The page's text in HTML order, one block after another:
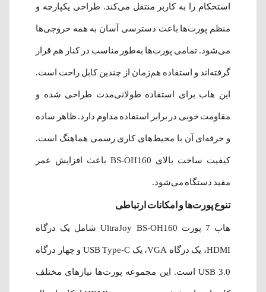
استحکام را به کاربر منتقل می‌کند. طراحی یکپارچه و
منظم پورت‌ها باعث دسترسی آسان به همه خروجی‌ها
می‌شود. تمامی پورت‌ها به‌طور مناسب در کنار هم قرار
گرفته‌اند و استفاده هم‌زمان از چندین کابل راحت است.
این هاب برای استفاده طولانی‌مدت طراحی شده و
مقاومت خوبی در برابر استفاده مداوم دارد. ظاهر ساده
و حرفه‌ای آن با محیط‌های کاری رسمی هماهنگ است.
کیفیت ساخت بالای BS-OH160 باعث افزایش عمر
مفید دستگاه می‌شود.
تنوع پورت‌ها و امکانات ارتباطی
هاب 7 پورت UltraJoy BS-OH160 شامل یک درگاه
HDMI، یک درگاه VGA، یک USB Type-C و چهار درگاه
USB 3.0 است. این مجموعه پورت‌ها نیازهای مختلف